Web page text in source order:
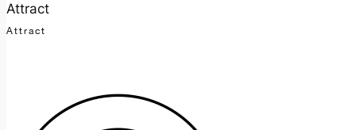
Attract
Attract